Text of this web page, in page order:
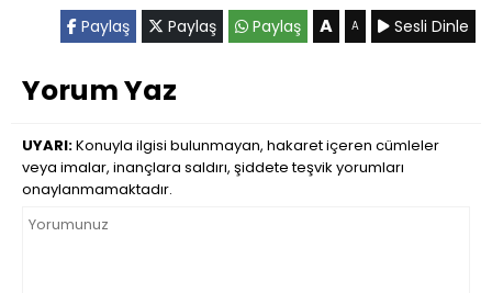
Paylaş Paylaş Paylaş A A Sesli Dinle
Yorum Yaz
UYARI:Konuyla ilgisi bulunmayan, hakaret içeren cümleler
veya imalar, inançlara saldırı, şiddete teşvik yorumları
onaylanmamaktadır.